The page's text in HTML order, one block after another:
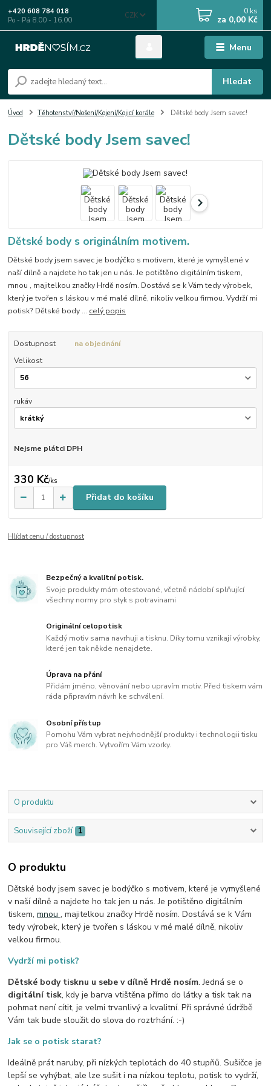
Menu
CZK
Hledat
+420 608 784 018
Po - Pá 8.00 - 16.00
0 ks
za 0,00 Kč
Úvod Těhotenství/Nošení/Kojení/Kojicí korále Dětské body Jsem savec!
Dětské body Jsem savec!
Dětské body s originálním motivem.
Dětské body jsem savec je bodýčko s motivem, které je vymyšlené v
naší dílně a najdete ho tak jen u nás. Je potištěno digitálním tiskem,
mnou , majitelkou značky Hrdě nosím. Dostává se k Vám tedy výrobek,
který je tvořen s láskou v mé malé dílně, nikoliv velkou firmou. Vydrží mi
potisk? Dětské body ... celý popis
Dostupnost
na objednání
Velikost
rukáv
Nejsme plátci DPH
330 Kč/ks
Přidat do košíku
Hlídat cenu / dostupnost
Bezpečný a kvalitní potisk.
Svoje produkty mám otestované, včetně nádobí splňující
všechny normy pro styk s potravinami
Originální celopotisk
Každý motiv sama navrhuji a tisknu. Díky tomu vznikají výrobky,
které jen tak někde nenajdete.
Úprava na přání
Přidám jméno, věnování nebo upravím motiv. Před tiskem vám
ráda připravím návrh ke schválení.
Osobní přístup
Pomohu Vám vybrat nejvhodnější produkty i technologii tisku
pro Váš merch. Vytvořím Vám vzorky.
O produktu
Související zboží 1
O produktu
Dětské body jsem savec je bodýčko s motivem, které je vymyšlené
v naší dílně a najdete ho tak jen u nás. Je potištěno digitálním
tiskem,mnou, majitelkou značky Hrdě nosím. Dostává se k Vám
tedy výrobek, který je tvořen s láskou v mé malé dílně, nikoliv
velkou firmou.
Vydrží mi potisk?
Dětské body tisknu u sebe v dílně Hrdě nosím. Jedná se o
digitální tisk, kdy je barva vtištěna přímo do látky a tisk tak na
pohmat není cítit, je velmi trvanlivý a kvalitní. Při správné údržbě
Vám tak bude sloužit do slova do roztrhání. :-)
Jak se o potisk starat?
Ideálně prát naruby, při nízkých teplotách do 40 stupňů. Sušičce je
lepší se vyhýbat, ale lze sušit i na nízkou teplotu, potisk to vydrží,